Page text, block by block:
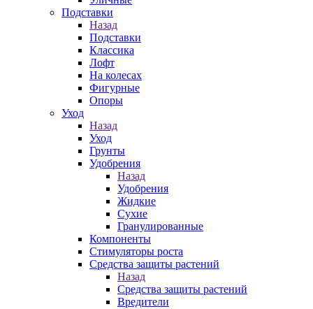
Подставки
Назад
Подставки
Классика
Лофт
На колесах
Фигурные
Опоры
Уход
Назад
Уход
Грунты
Удобрения
Назад
Удобрения
Жидкие
Сухие
Гранулированные
Компоненты
Стимуляторы роста
Средства защиты растений
Назад
Средства защиты растений
Вредители